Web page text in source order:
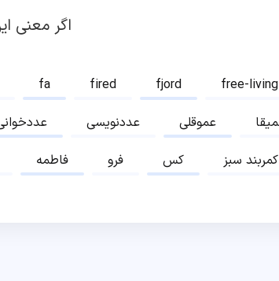
اگر معنی
fa fired fjord
free-living
عددنویسی عموقلی
فاطمه فرو کس کمربند سبز